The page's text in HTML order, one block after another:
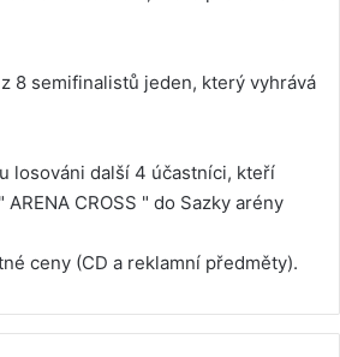
z 8 semifinalistů jeden, který vyhrává
losováni další 4 účastníci, kteří
CROSS " do Sazky arény
ceny (CD a reklamní předměty).